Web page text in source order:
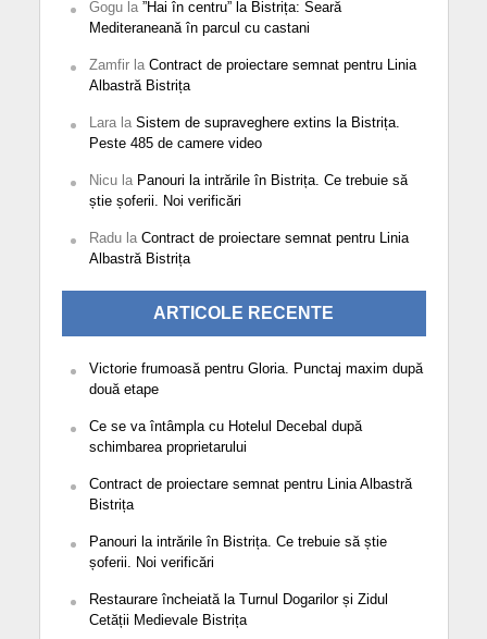
Gogula ”Hai în centru” la Bistrița: Seară
Mediteraneană în parcul cu castani
Zamfirla Contract de proiectare semnat pentru Linia
Albastră Bistrița
Larala Sistem de supraveghere extins la Bistrița.
Peste 485 de camere video
Nicula Panouri la intrările în Bistrița. Ce trebuie să
știe șoferii. Noi verificări
Radula Contract de proiectare semnat pentru Linia
Albastră Bistrița
ARTICOLE RECENTE
Victorie frumoasă pentru Gloria. Punctaj maxim după
două etape
Ce se va întâmpla cu Hotelul Decebal după
schimbarea proprietarului
Contract de proiectare semnat pentru Linia Albastră
Bistrița
Panouri la intrările în Bistrița. Ce trebuie să știe
șoferii. Noi verificări
Restaurare încheiată la Turnul Dogarilor și Zidul
Cetății Medievale Bistrița